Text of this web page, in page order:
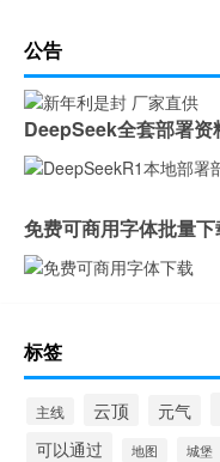
公告
DeepSeek全套部署资
免费可商用字体批量下
标签
主线 云顶 元气
可以通过 地图 城堡